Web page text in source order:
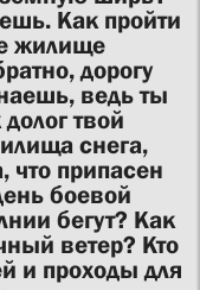
Как пройти
жилище
дорогу
ведь ты
твой
снега,
что припасен
боевой
бегут? Как
ветер? Кто
и проходы для